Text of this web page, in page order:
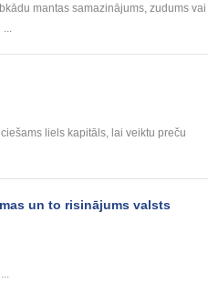
mantas samazinājums, zudums vai
liels kapitāls, lai veiktu preču
un to risinājums valsts